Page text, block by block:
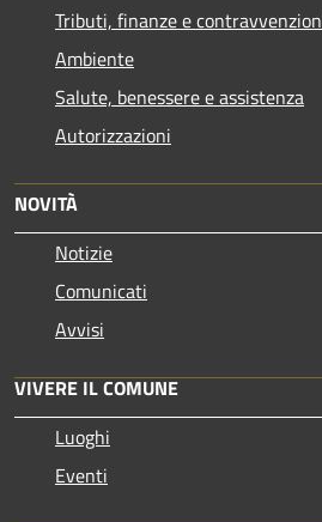
Tributi, finanze e
Ambiente
Salute, benessere e assistenza
Autorizzazioni
NOVITÀ
Notizie
Comunicati
Avvisi
VIVERE IL COMUNE
Luoghi
Eventi